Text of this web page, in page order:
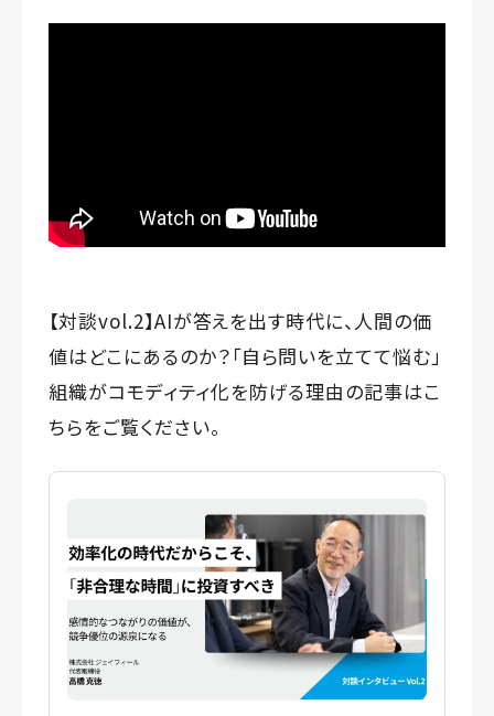
【対談vol.2】AIが答えを出す時代に、人間の価
値はどこにあるのか？「自ら問いを立てて悩む」
組織がコモディティ化を防げる理由の記事はこ
ちらをご覧ください。